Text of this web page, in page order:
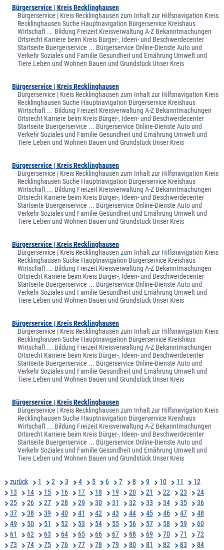
Bürgerservice | Kreis Recklinghausen
Bürgerservice | Kreis Recklinghausen zum Inhalt zur Hilfsnavigation Kreis
Recklinghausen Suche Hauptnavigation Bürgerservice Kreishaus
Wirtschaft ... Bildung Freizeit Kreisverwaltung A-Z Bekanntmachungen
Ortsrecht Karriere beim Kreis Bürger-, Ideen- und Beschwerdecenter
Startseite Buergerservice ... Bürgerservice Online-Dienste Auto und
Verkehr Soziales und Familie Gesundheit und Ernährung Umwelt und
Tiere Leben und Wohnen Bauen und Grundstück Unser Kreis
Bürgerservice | Kreis Recklinghausen
Bürgerservice | Kreis Recklinghausen zum Inhalt zur Hilfsnavigation Kreis
Recklinghausen Suche Hauptnavigation Bürgerservice Kreishaus
Wirtschaft ... Bildung Freizeit Kreisverwaltung A-Z Bekanntmachungen
Ortsrecht Karriere beim Kreis Bürger-, Ideen- und Beschwerdecenter
Startseite Buergerservice ... Bürgerservice Online-Dienste Auto und
Verkehr Soziales und Familie Gesundheit und Ernährung Umwelt und
Tiere Leben und Wohnen Bauen und Grundstück Unser Kreis
Bürgerservice | Kreis Recklinghausen
Bürgerservice | Kreis Recklinghausen zum Inhalt zur Hilfsnavigation Kreis
Recklinghausen Suche Hauptnavigation Bürgerservice Kreishaus
Wirtschaft ... Bildung Freizeit Kreisverwaltung A-Z Bekanntmachungen
Ortsrecht Karriere beim Kreis Bürger-, Ideen- und Beschwerdecenter
Startseite Buergerservice ... Bürgerservice Online-Dienste Auto und
Verkehr Soziales und Familie Gesundheit und Ernährung Umwelt und
Tiere Leben und Wohnen Bauen und Grundstück Unser Kreis
Bürgerservice | Kreis Recklinghausen
Bürgerservice | Kreis Recklinghausen zum Inhalt zur Hilfsnavigation Kreis
Recklinghausen Suche Hauptnavigation Bürgerservice Kreishaus
Wirtschaft ... Bildung Freizeit Kreisverwaltung A-Z Bekanntmachungen
Ortsrecht Karriere beim Kreis Bürger-, Ideen- und Beschwerdecenter
Startseite Buergerservice ... Bürgerservice Online-Dienste Auto und
Verkehr Soziales und Familie Gesundheit und Ernährung Umwelt und
Tiere Leben und Wohnen Bauen und Grundstück Unser Kreis
Bürgerservice | Kreis Recklinghausen
Bürgerservice | Kreis Recklinghausen zum Inhalt zur Hilfsnavigation Kreis
Recklinghausen Suche Hauptnavigation Bürgerservice Kreishaus
Wirtschaft ... Bildung Freizeit Kreisverwaltung A-Z Bekanntmachungen
Ortsrecht Karriere beim Kreis Bürger-, Ideen- und Beschwerdecenter
Startseite Buergerservice ... Bürgerservice Online-Dienste Auto und
Verkehr Soziales und Familie Gesundheit und Ernährung Umwelt und
Tiere Leben und Wohnen Bauen und Grundstück Unser Kreis
Bürgerservice | Kreis Recklinghausen
Bürgerservice | Kreis Recklinghausen zum Inhalt zur Hilfsnavigation Kreis
Recklinghausen Suche Hauptnavigation Bürgerservice Kreishaus
Wirtschaft ... Bildung Freizeit Kreisverwaltung A-Z Bekanntmachungen
Ortsrecht Karriere beim Kreis Bürger-, Ideen- und Beschwerdecenter
Startseite Buergerservice ... Bürgerservice Online-Dienste Auto und
Verkehr Soziales und Familie Gesundheit und Ernährung Umwelt und
Tiere Leben und Wohnen Bauen und Grundstück Unser Kreis
zurück 1 2 3 4 5 6 7 8 9 10 11
12
13
14 15 16 17 18 19 20 21 22 23
24
25
26 27 28 29 30 31 32 33 34 35
36
37
38 39 40 41 42 43 44 45 46 47
48
49
50 51 52 53 54 55 56 57 58 59
60
61
62 63 64 65 66 67 68 69 70 71
72
73
74 75 76 77 78 79 80 81 82 83
84